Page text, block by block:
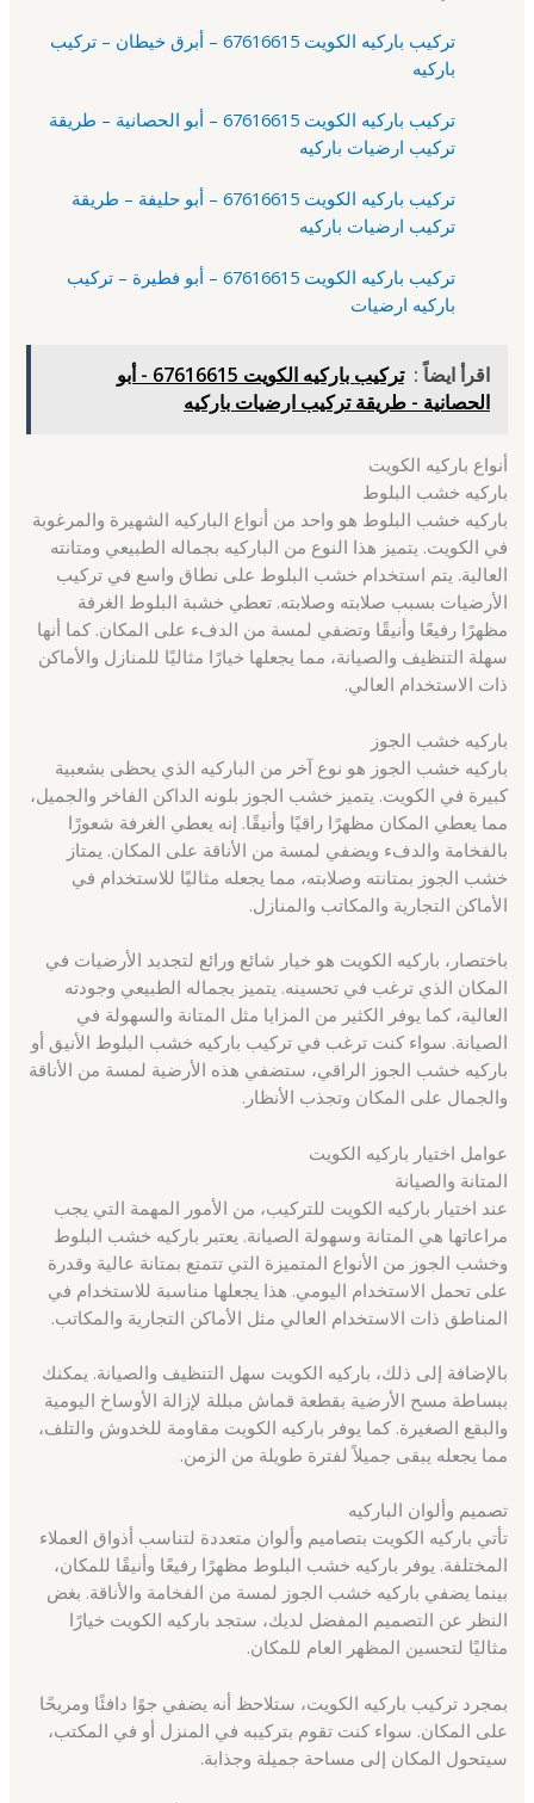
تركيب باركيه الكويت 67616615 – أبرق خيطان – تركيب
باركيه
تركيب باركيه الكويت 67616615 – أبو الحصانية – طريقة
تركيب ارضيات باركيه
تركيب باركيه الكويت 67616615 – أبو حليفة – طريقة
تركيب ارضيات باركيه
تركيب باركيه الكويت 67616615 – أبو فطيرة – تركيب
باركيه ارضيات
اقرأ ايضاً :
تركيب باركيه الكويت 67616615 - أبو
الحصانية - طريقة تركيب ارضيات باركيه
أنواع باركيه الكويت
باركيه خشب البلوط
باركيه خشب البلوط هو واحد من أنواع الباركيه الشهيرة والمرغوبة
في الكويت. يتميز هذا النوع من الباركيه بجماله الطبيعي ومتانته
العالية. يتم استخدام خشب البلوط على نطاق واسع في تركيب
الأرضيات بسبب صلابته وصلابته. تعطي خشبة البلوط الغرفة
مظهرًا رفيعًا وأنيقًا وتضفي لمسة من الدفء على المكان. كما أنها
سهلة التنظيف والصيانة، مما يجعلها خيارًا مثاليًا للمنازل والأماكن
ذات الاستخدام العالي.
باركيه خشب الجوز
باركيه خشب الجوز هو نوع آخر من الباركيه الذي يحظى بشعبية
كبيرة في الكويت. يتميز خشب الجوز بلونه الداكن الفاخر والجميل،
مما يعطي المكان مظهرًا راقيًا وأنيقًا. إنه يعطي الغرفة شعورًا
بالفخامة والدفء ويضفي لمسة من الأناقة على المكان. يمتاز
خشب الجوز بمتانته وصلابته، مما يجعله مثاليًا للاستخدام في
الأماكن التجارية والمكاتب والمنازل.
باختصار، باركيه الكويت هو خيار شائع ورائع لتجديد الأرضيات في
المكان الذي ترغب في تحسينه. يتميز بجماله الطبيعي وجودته
العالية، كما يوفر الكثير من المزايا مثل المتانة والسهولة في
الصيانة. سواء كنت ترغب في تركيب باركيه خشب البلوط الأنيق أو
باركيه خشب الجوز الراقي، ستضفي هذه الأرضية لمسة من الأناقة
والجمال على المكان وتجذب الأنظار.
عوامل اختيار باركيه الكويت
المتانة والصيانة
عند اختيار باركيه الكويت للتركيب، من الأمور المهمة التي يجب
مراعاتها هي المتانة وسهولة الصيانة. يعتبر باركيه خشب البلوط
وخشب الجوز من الأنواع المتميزة التي تتمتع بمتانة عالية وقدرة
على تحمل الاستخدام اليومي. هذا يجعلها مناسبة للاستخدام في
المناطق ذات الاستخدام العالي مثل الأماكن التجارية والمكاتب.
بالإضافة إلى ذلك، باركيه الكويت سهل التنظيف والصيانة. يمكنك
ببساطة مسح الأرضية بقطعة قماش مبللة لإزالة الأوساخ اليومية
والبقع الصغيرة. كما يوفر باركيه الكويت مقاومة للخدوش والتلف،
مما يجعله يبقى جميلاً لفترة طويلة من الزمن.
تصميم وألوان الباركيه
تأتي باركيه الكويت بتصاميم وألوان متعددة لتناسب أذواق العملاء
المختلفة. يوفر باركيه خشب البلوط مظهرًا رفيعًا وأنيقًا للمكان،
بينما يضفي باركيه خشب الجوز لمسة من الفخامة والأناقة. بغض
النظر عن التصميم المفضل لديك، ستجد باركيه الكويت خيارًا
مثاليًا لتحسين المظهر العام للمكان.
بمجرد تركيب باركيه الكويت، ستلاحظ أنه يضفي جوًا دافئًا ومريحًا
على المكان. سواء كنت تقوم بتركيبه في المنزل أو في المكتب،
سيتحول المكان إلى مساحة جميلة وجذابة.